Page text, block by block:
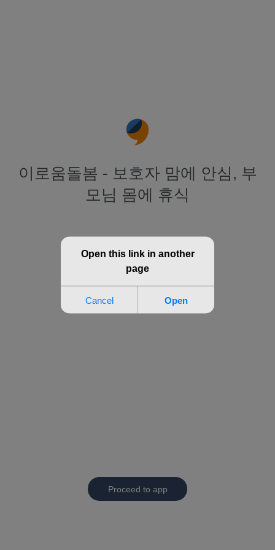
이로움돌봄 - 보호자 맘에 안심, 부
모님 몸에 휴식
Proceed to app